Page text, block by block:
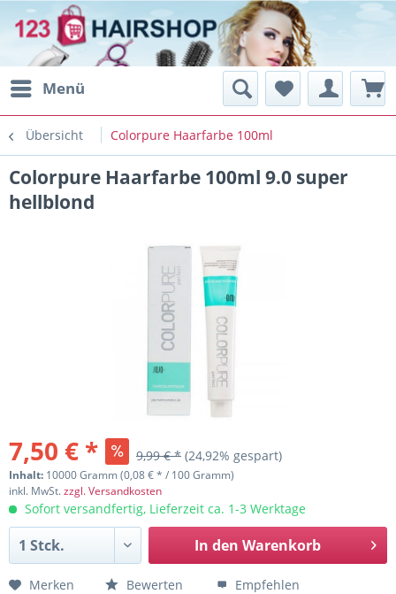
Menü
Übersicht Colorpure Haarfarbe 100ml
Colorpure Haarfarbe 100ml 9.0 super
hellblond
7,50 € * 9,99 € * (24,92% gespart)
Inhalt: 10000 Gramm (0,08 € * / 100 Gramm)
inkl. MwSt.zzgl. Versandkosten
Sofort versandfertig, Lieferzeit ca. 1-3 Werktage
In den Warenkorb
Merken Bewerten Empfehlen